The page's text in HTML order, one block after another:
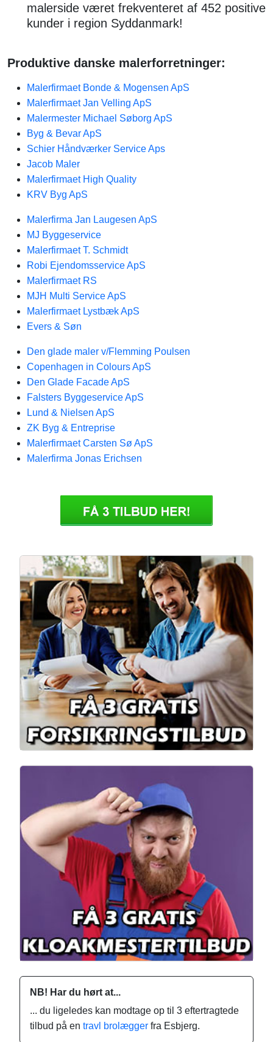
malerside været frekventeret af 452 positive
kunder i region Syddanmark!
Produktive danske malerforretninger:
Malerfirmaet Bonde & Mogensen ApS
Malerfirmaet Jan Velling ApS
Malermester Michael Søborg ApS
Byg & Bevar ApS
Schier Håndværker Service Aps
Jacob Maler
Malerfirmaet High Quality
KRV Byg ApS
Malerfirma Jan Laugesen ApS
MJ Byggeservice
Malerfirmaet T. Schmidt
Robi Ejendomsservice ApS
Malerfirmaet RS
MJH Multi Service ApS
Malerfirmaet Lystbæk ApS
Evers & Søn
Den glade maler v/Flemming Poulsen
Copenhagen in Colours ApS
Den Glade Facade ApS
Falsters Byggeservice ApS
Lund & Nielsen ApS
ZK Byg & Entreprise
Malerfirmaet Carsten Sø ApS
Malerfirma Jonas Erichsen
NB! Har du hørt at...
... du ligeledes kan modtage op til 3 eftertragtede
tilbud på en travl brolægger fra Esbjerg.